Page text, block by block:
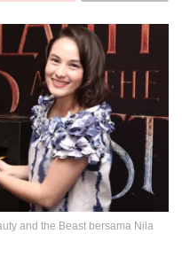
and the Beast bersama Nila